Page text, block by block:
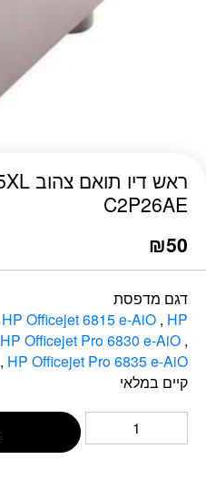
C2P26AE
₪50
דגם מדפסת
HP Officejet 6815 e-AiO , HP
HP Officejet Pro 6830 e-AiO ,
HP Officejet Pro 6835 e-AiO
,
קיים במלאי